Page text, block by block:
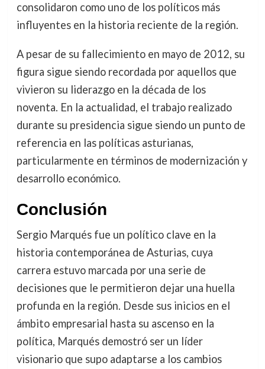
consolidaron como uno de los políticos más
influyentes en la historia reciente de la región.
A pesar de su fallecimiento en mayo de 2012, su
figura sigue siendo recordada por aquellos que
vivieron su liderazgo en la década de los
noventa. En la actualidad, el trabajo realizado
durante su presidencia sigue siendo un punto de
referencia en las políticas asturianas,
particularmente en términos de modernización y
desarrollo económico.
Conclusión
Sergio Marqués fue un político clave en la
historia contemporánea de Asturias, cuya
carrera estuvo marcada por una serie de
decisiones que le permitieron dejar una huella
profunda en la región. Desde sus inicios en el
ámbito empresarial hasta su ascenso en la
política, Marqués demostró ser un líder
visionario que supo adaptarse a los cambios